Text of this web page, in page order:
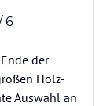
6
der
Holz-
Auswahl an